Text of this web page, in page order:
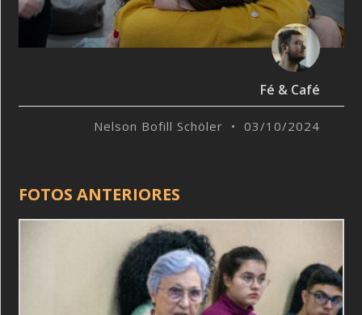
Fé & Café
Nelson Bofill Schöler 03/10/2024
FOTOS ANTERIORES